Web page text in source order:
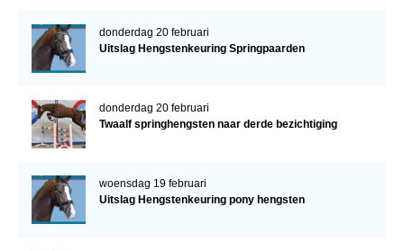
donderdag 20 februari
Uitslag Hengstenkeuring Springpaarden
donderdag 20 februari
Twaalf springhengsten naar derde bezichtiging
woensdag 19 februari
Uitslag Hengstenkeuring pony hengsten